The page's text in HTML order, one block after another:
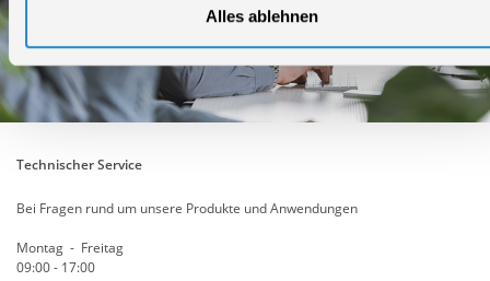
Alles ablehnen
Technischer Service
Bei Fragen rund um unsere Produkte und Anwendungen
Montag - Freitag
09:00 - 17:00